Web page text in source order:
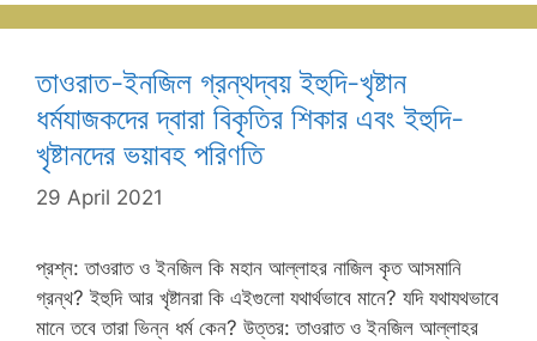
তাওরাত-ইনজিল গ্রন্থদ্বয় ইহুদি-খৃষ্টান
ধর্মযাজকদের দ্বারা বিকৃতির শিকার এবং ইহুদি-
খৃষ্টানদের ভয়াবহ পরিণতি
29 April 2021
প্রশ্ন: তাওরাত ও ইনজিল কি মহান আল্লাহর নাজিল কৃত আসমানি
গ্রন্থ? ইহুদি আর খৃষ্টানরা কি এইগুলো যথার্থভাবে মানে? যদি যথাযথভাবে
মানে তবে তারা ভিন্ন ধর্ম কেন? উত্তর: তাওরাত ও ইনজিল আল্লাহর